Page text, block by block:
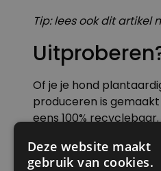
Tip:lees ook dit artikel
Of je je hond
produceren is
eens 100%
voeding past bij jou
Deze website maakt
gebruik van cookies.